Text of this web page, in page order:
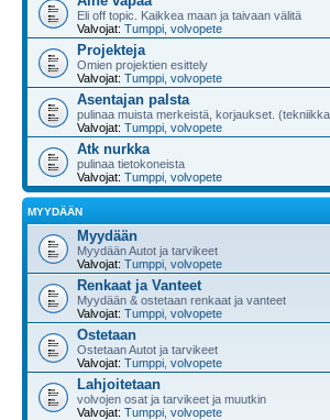
Eli off topic. Kaikkea maan ja taivaan välitä
Valvojat: Tumppi volvopete
Projekteja
Omien projektien esittely
Valvojat: Tumppi volvopete
Asentajan palsta
pulinaa muista merkeistä, korjaukset.
Valvojat: Tumppi volvopete
Atk nurkka
pulinaa tietokoneista
Valvojat: Tumppi volvopete
MYYDÄÄN
Myydään
Myydään Autot ja tarvikeet
Valvojat: Tumppi volvopete
Renkaat ja Vanteet
Myydään & ostetaan renkaat ja vanteet
Valvojat: Tumppi volvopete
Ostetaan
Ostetaan Autot ja tarvikeet
Valvojat: Tumppi volvopete
Lahjoitetaan
volvojen osat ja tarvikeet ja muutkin
Valvojat: Tumppi volvopete